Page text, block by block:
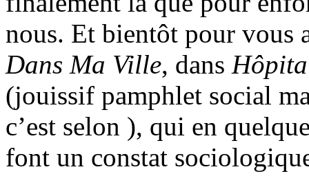
nous. Et bientôt pour vous
Dans Ma Ville, dans
(jouissif pamphlet social
c’est selon ), qui en
font un constat